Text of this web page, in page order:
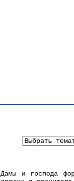
Дамы и господа